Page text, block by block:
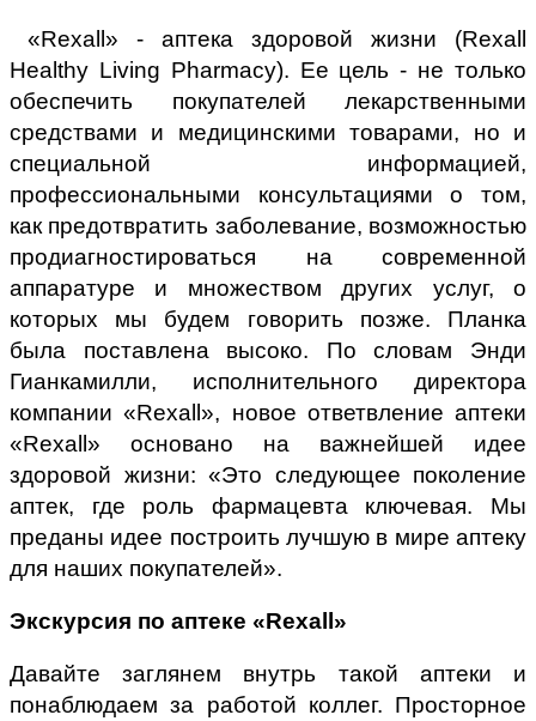
«Rexall» - аптека здоровой жизни (Rexall
Healthy Living Pharmacy). Ее цель - не только
обеспечить покупателей лекарственными
средствами и медицинскими товарами, но и
специальной информацией,
профессиональными консультациями о том,
как предотвратить заболевание, возможностью
продиагностироваться на современной
аппаратуре и множеством других услуг, о
которых мы будем говорить позже. Планка
была поставлена высоко. По словам Энди
Гианкамилли, исполнительного директора
компании «Rexall», новое ответвление аптеки
«Rexall» основано на важнейшей идее
здоровой жизни: «Это следующее поколение
аптек, где роль фармацевта ключевая. Мы
преданы идее построить лучшую в мире аптеку
для наших покупателей».
Экскурсия по аптеке «Rexall»
Давайте заглянем внутрь такой аптеки и
понаблюдаем за работой коллег. Просторное